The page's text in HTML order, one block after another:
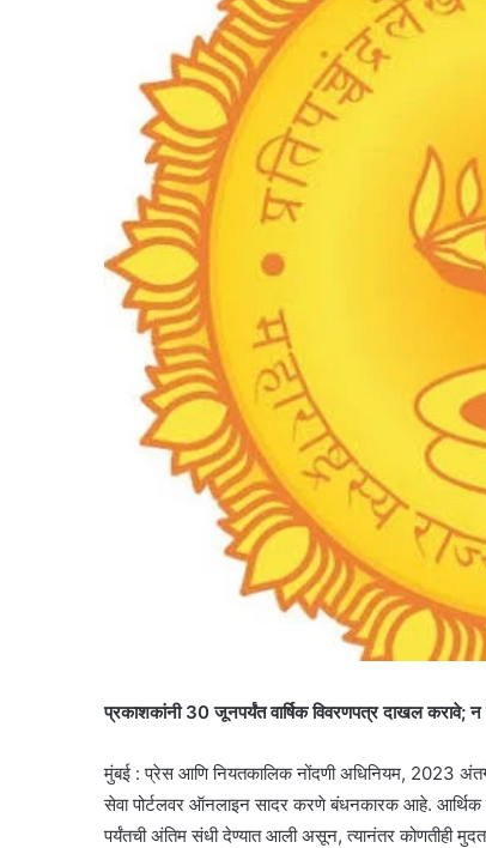
प्रकाशकांनी 30 जूनपर्यंत वार्षिक विवरणपत्र दाखल करावे;
मुंबई : प्रेस आणि नियतकालिक नोंदणी अधिनियम, 2023
सेवा पोर्टलवर ऑनलाइन सादर करणे बंधनकारक आहे.
पर्यंतची अंतिम संधी देण्यात आली असून, त्यानंतर कोणतीही